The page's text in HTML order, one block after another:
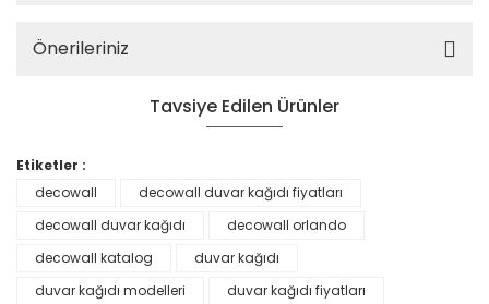
Önerileriniz
Tavsiye Edilen Ürünler
Etiketler :
decowall
decowall duvar kağıdı fiyatları
decowall duvar kağıdı
decowall orlando
decowall katalog
duvar kağıdı
duvar kağıdı modelleri
duvar kağıdı fiyatları